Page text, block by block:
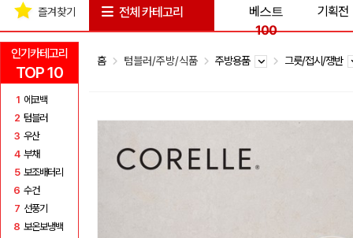
인기카테고리
TOP 10
1 에코백
2 텀블러
3 우산
4 부채
5 보조배터리
6 수건
7 선풍기
8 보온보냉백
즐겨찾기 전체 카테고리
베스트
100
기획전
홈 텀블러/주방/식품 주방용품 그릇/접시/쟁반